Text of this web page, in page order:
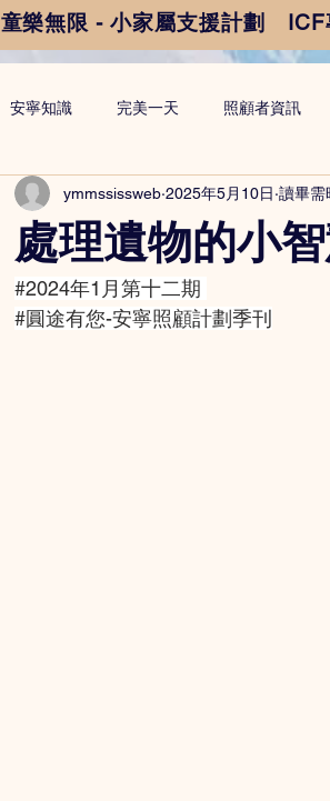
童樂無限 - 小家屬支援計劃 ICF
安寧知識 完美一天 照顧者資訊
處理遺物的小
ymmssissweb 2025年5月10日 讀畢需
#2024年1月第十二期
#圓途有您-安寧照顧計劃季刊